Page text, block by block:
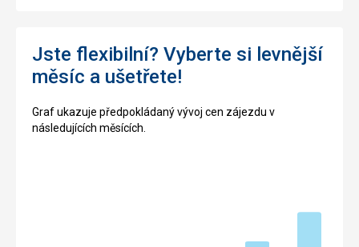
Jste flexibilní? Vyberte si levnější
měsíc a ušetřete!
Graf ukazuje předpokládaný vývoj cen zájezdu v
následujících měsících.